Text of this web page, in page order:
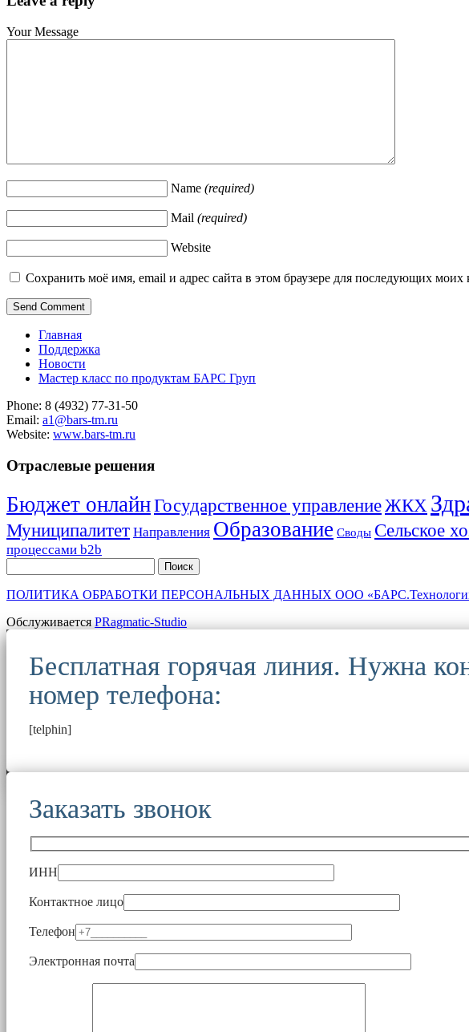
Your Message
Name (required)
Mail (required)
Website
Сохранить моё имя, email и адрес сайта в этом браузере для последующих моих
Главная
Поддержка
Новости
Мастер класс по продуктам БАРС Груп
Phone: 8 (4932) 77-31-50
Email: a1@bars-tm.ru
Website: www.bars-tm.ru
Отраслевые решения
Бюджет онлайнГосударственное управлениеЖКХ
Муниципалитет Направления Образование Своды Сельское
процессами b2b
Поиск
ПОЛИТИКА ОБРАБОТКИ ПЕРСОНАЛЬНЫХ ДАННЫХ ООО «БАРС.Технологии
Обслуживается PRagmatic-Studio
Бесплатная горячая линия. Нужна
номер телефона:
[telphin]
Заказать звонок
ИНН
Контактное лицо
Телефон
Электронная почта